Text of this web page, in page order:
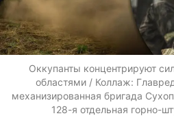
Оккупанты концентрируют
областями / Коллаж:
механизированная бригада
128-я отдельная горно-